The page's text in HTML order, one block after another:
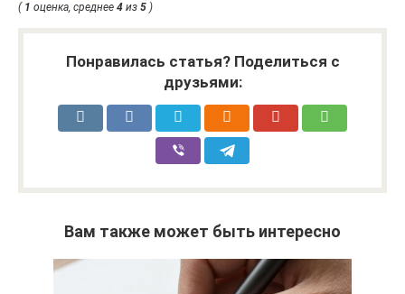
( 1 оценка, среднее 4 из 5 )
Понравилась статья? Поделиться с
друзьями:
Вам также может быть интересно